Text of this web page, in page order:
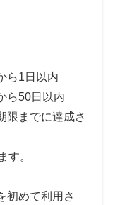
1日以内
ら50日以内
限までに達成さ
す。
初めて利用さ